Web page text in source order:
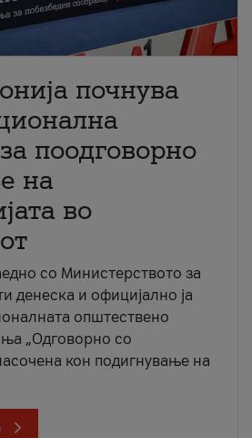
почнува
поодговорно
на
во
со Министерството за
денеска и официјално ја
општествено
„Одговорно со
кон подигнување на